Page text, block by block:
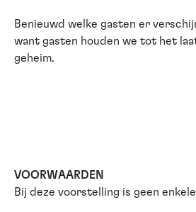
Benieuwd welke gasten er
want gasten houden we tot het
geheim.
VOORWAARDEN
Bij deze voorstelling is geen